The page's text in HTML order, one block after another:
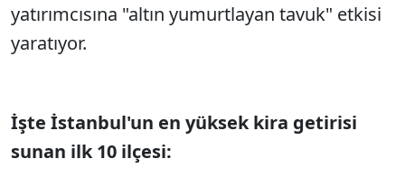
yatırımcısına "altın yumurtlayan tavuk" etkisi
yaratıyor.
İşte İstanbul'un en yüksek kira getirisi
sunan ilk 10 ilçesi: